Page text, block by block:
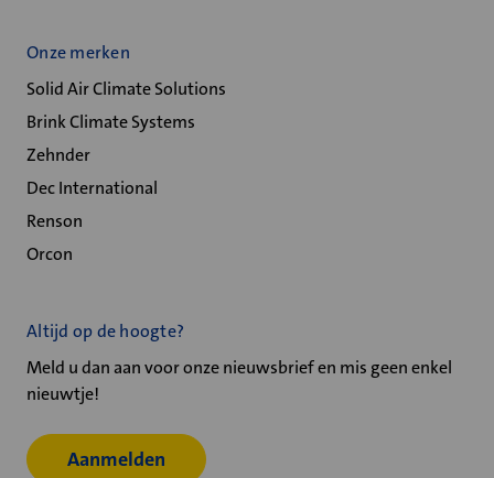
Onze merken
Solid Air Climate Solutions
Brink Climate Systems
Zehnder
Dec International
Renson
Orcon
Altijd op de hoogte?
Meld u dan aan voor onze nieuwsbrief en mis geen enkel
nieuwtje!
Aanmelden